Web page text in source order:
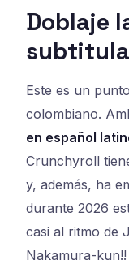
Doblaje
Este es un
colombiano.
en español
Crunchyroll
y, además, ha
durante 2026
casi al ritmo de
Nakamura-